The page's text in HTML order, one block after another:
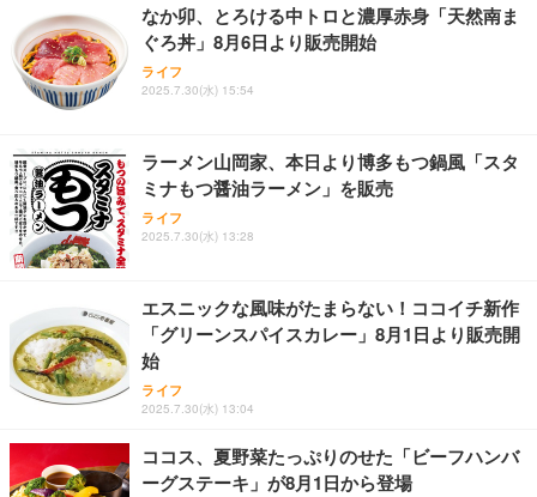
天羽の梅 1800ml （ハイボールの元 焼酎用）[天羽飲
料製造 東京都]
IVE THE 1ST WORLD TOUR in CINEMA（字幕版）
なか卯、とろける中トロと濃厚赤身「天然南ま
ぐろ丼」8月6日より販売開始
ライフ
2025.7.30(水) 15:54
ラーメン山岡家、本日より博多もつ鍋風「スタ
ミナもつ醤油ラーメン」を販売
ライフ
2025.7.30(水) 13:28
エスニックな風味がたまらない！ココイチ新作
「グリーンスパイスカレー」8月1日より販売開
始
ライフ
2025.7.30(水) 13:04
ココス、夏野菜たっぷりのせた「ビーフハンバ
ーグステーキ」が8月1日から登場